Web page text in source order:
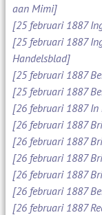
aan Mimi]
[25 februari 1887
[25 februari 1887
Handelsblad]
[25 februari 1887
[25 februari 1887
[26 februari 1887
[26 februari 1887
[26 februari 1887
[26 februari 1887
[26 februari 1887
[26 februari 1887
[26 februari 1887